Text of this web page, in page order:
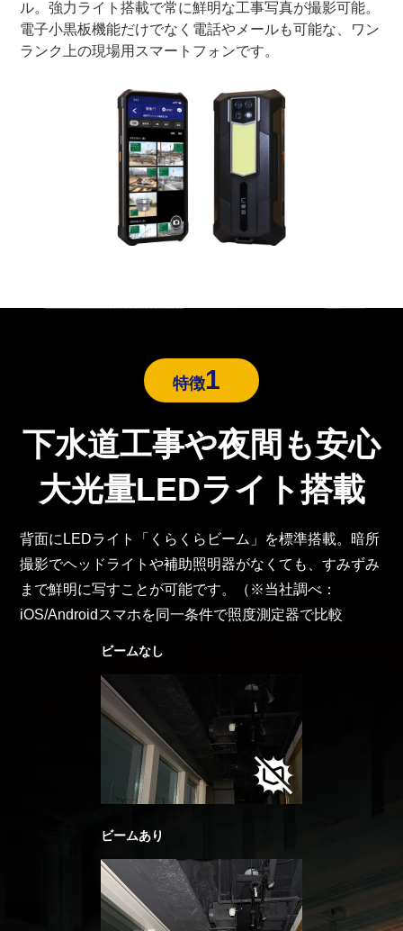
ル。強力ライト搭載で常に鮮明な工事写真が撮影可能。
電子小黒板機能だけでなく電話やメールも可能な、ワン
ランク上の現場用スマートフォンです。
特徴1
下水道工事や夜間も安心
大光量LEDライト搭載
背面にLEDライト「くらくらビーム」を標準搭載。暗所
撮影でヘッドライトや補助照明器がなくても、すみずみ
まで鮮明に写すことが可能です。（※当社調べ：
iOS/Androidスマホを同一条件で照度測定器で比較
ビームなし
ビームあり